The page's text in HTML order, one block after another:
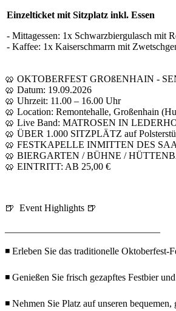
Einzelticket mit Sitzplatz inkl. Essen
- Mittagessen: 1x Schwarzbiergulasch mit
- Kaffee: 1x Kaiserschmarrn mit
🥨 OKTOBERFEST GROßENHAIN -
🥨 Datum: 19.09.2026
🥨 Uhrzeit: 11.00 – 16.00 Uhr
🥨 Location: Remontehalle, Großenhain
🥨 Live Band: MATROSEN IN
🥨 ÜBER 1.000 SITZPLÄTZ auf
🥨 FESTKAPELLE INMITTEN DES
🥨 BIERGARTEN / BÜHNE /
🥨 EINTRITT: AB 25,00 €
🍺 Event Highlights 🍺
◾ Erleben Sie das traditionelle
◾ Genießen Sie frisch gezapftes Festbier
◾ Nehmen Sie Platz auf unseren